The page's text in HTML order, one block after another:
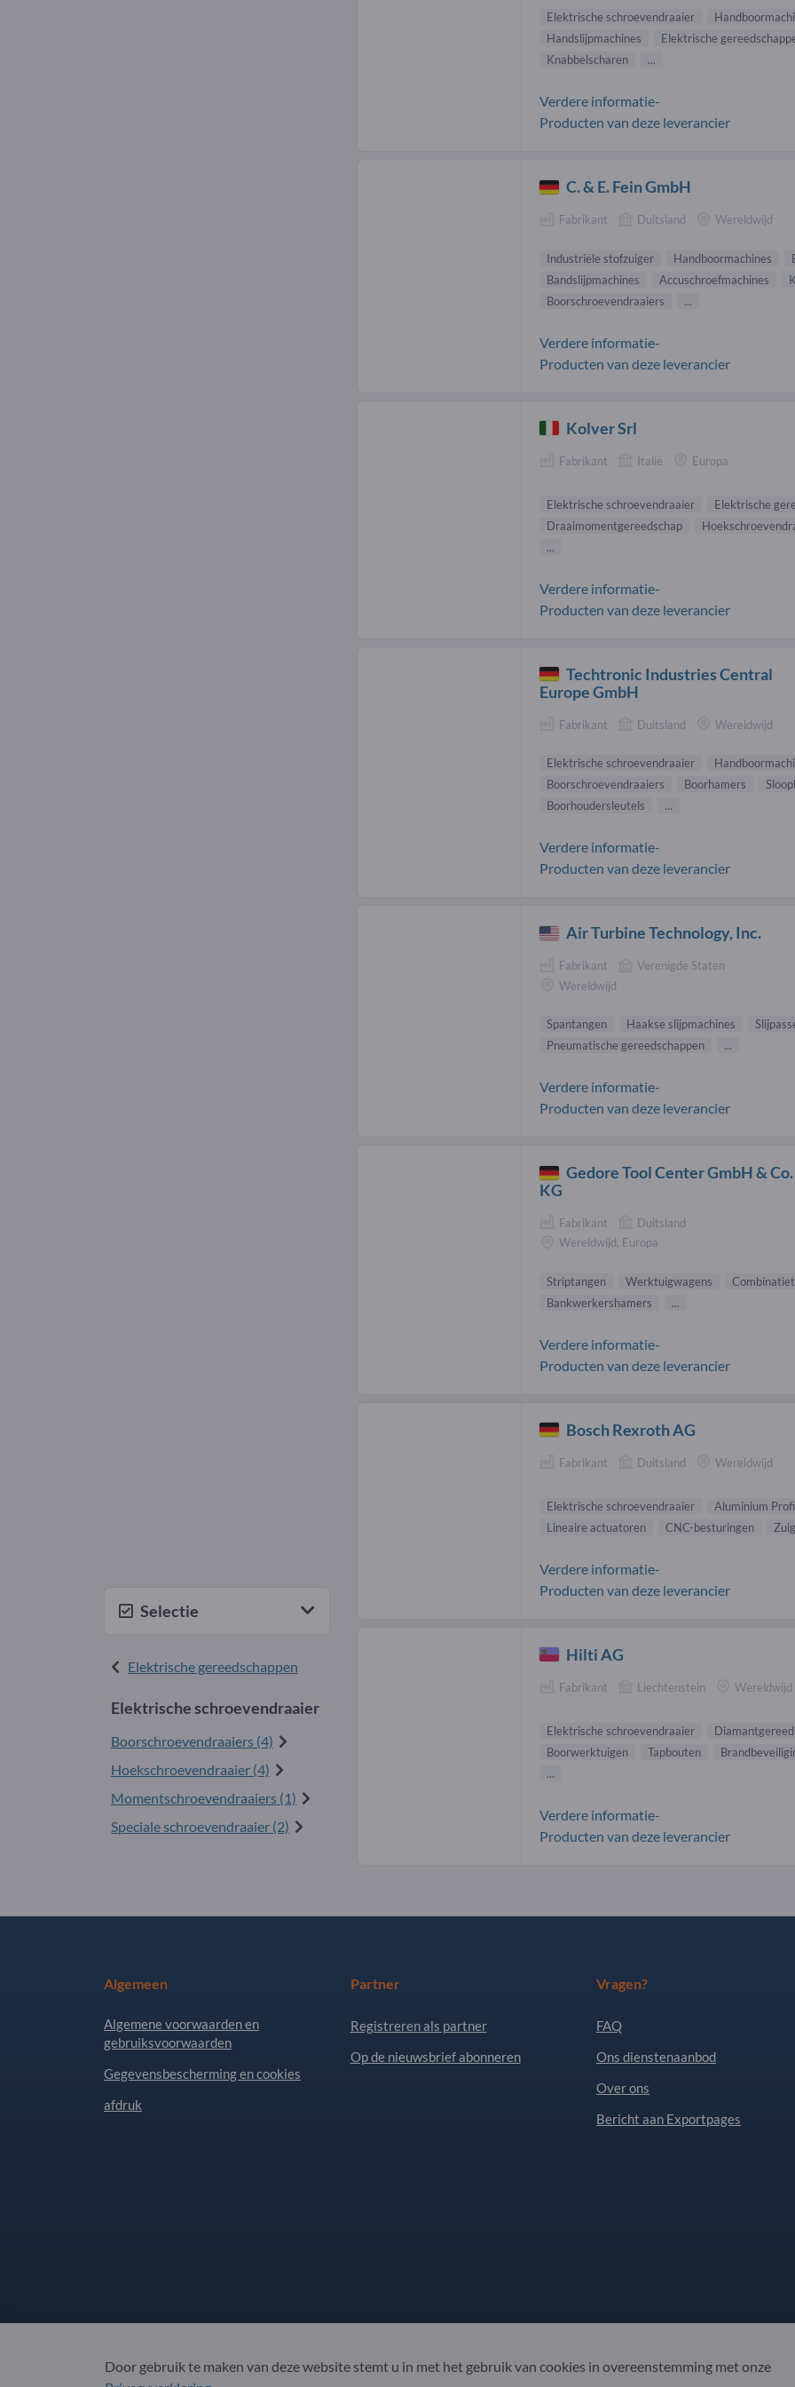
Selectie
Elektrische gereedschappen
Elektrische schroevendraaier
Boorschroevendraaiers (4)
Hoekschroevendraaier (4)
Momentschroevendraaiers (1)
Speciale schroevendraaier (2)
Elektrische schroevendraaier
Handslijpmachines
Elektrische
Knabbelscharen
...
Verdere informatie-
Producten van deze leverancier
C. & E. Fein GmbH
Fabrikant Duitsland Wereldwijd
Industriële stofzuiger Handboormachines
Bandslijpmachines
Accuschroefmachines
Boorschroevendraaiers
...
Verdere informatie-
Producten van deze leverancier
Kolver Srl
Fabrikant Italië Europa
Elektrische schroevendraaier Elektrische
Draaimomentgereedschap
...
Verdere informatie-
Producten van deze leverancier
Techtronic Industries Central
Europe GmbH
Fabrikant Duitsland Wereldwijd
Elektrische schroevendraaier
Boorschroevendraaiers
Boorhamers
Boorhoudersleutels
...
Verdere informatie-
Producten van deze leverancier
Air Turbine Technology, Inc.
Fabrikant
Verenigde Staten
Wereldwijd
Spantangen Haakse slijpmachines
Pneumatische gereedschappen
...
Verdere informatie-
Producten van deze leverancier
Gedore Tool Center GmbH & Co.
KG
Fabrikant
Duitsland
Wereldwijd, Europa
Striptangen Werktuigwagens
Bankwerkershamers
...
Verdere informatie-
Producten van deze leverancier
Bosch Rexroth AG
Fabrikant Duitsland Wereldwijd
Elektrische schroevendraaier Aluminium
Lineaire actuatoren
CNC-besturingen
Verdere informatie-
Producten van deze leverancier
Hilti AG
Fabrikant Liechtenstein Wereldwijd
Elektrische schroevendraaier
Boorwerktuigen
Tapbouten
...
Verdere informatie-
Producten van deze leverancier
Algemeen
Algemene voorwaarden en
gebruiksvoorwaarden
Gegevensbescherming en cookies
afdruk
Partner
Registreren als partner
Op de nieuwsbrief abonneren
Vragen?
FAQ
Ons dienstenaanbod
Over ons
Bericht aan Exportpages
Copyright © 2026 Exportpages International GmbH. All Rights Reserved.
Door gebruik te maken van deze website stemt u in met het gebruik van cookies in overeenstemming met onze